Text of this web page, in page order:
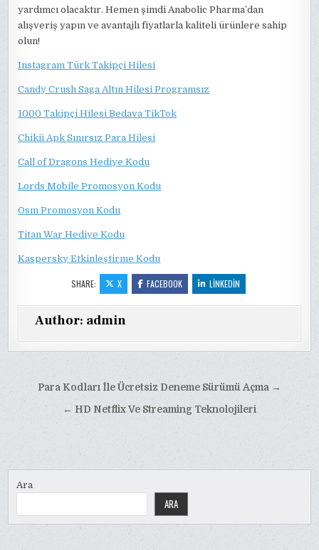
yardımcı olacaktır. Hemen şimdi Anabolic Pharma’dan
alışveriş yapın ve avantajlı fiyatlarla kaliteli ürünlere sahip
olun!
Instagram Türk Takipçi Hilesi
Candy Crush Saga Altın Hilesi Programsız
1000 Takipçi Hilesi Bedava TikTok
Chikii Apk Sınırsız Para Hilesi
Call of Dragons Hediye Kodu
Lords Mobile Promosyon Kodu
Osm Promosyon Kodu
Titan War Hediye Kodu
Kaspersky Etkinleştirme Kodu
SHARE: X FACEBOOK LINKEDIN
Author: admin
Yazı
gezinmesi
Para Kodları İle Ücretsiz Deneme Sürümü Açma →
← HD Netflix Ve Streaming Teknolojileri
Ara
ARA